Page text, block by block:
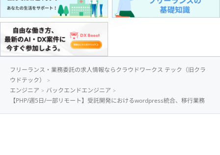
フリーランス・業務委託の求人情報ならクラウドワークス テック（旧クラ
ウドテック）
エンジニア
バックエンドエンジニア
【PHP/週5日/一部リモート】受託開発におけるwordpress統合、移行業務